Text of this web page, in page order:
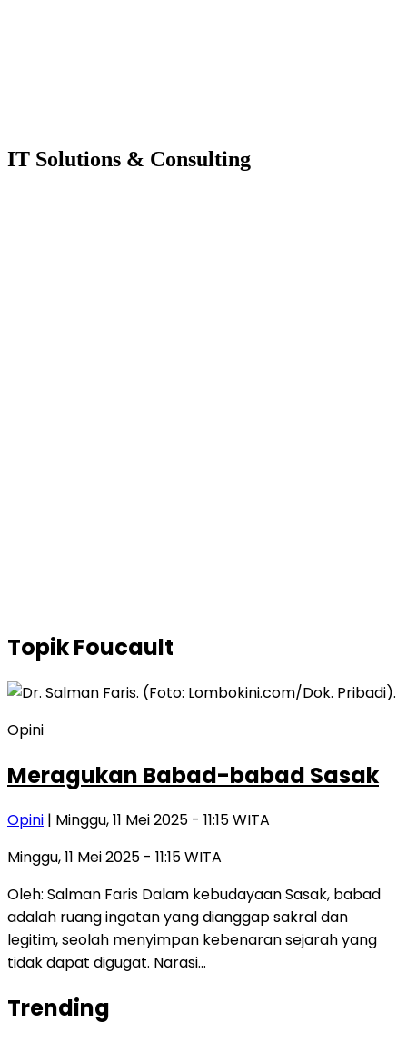
IT Solutions & Consulting
TopikFoucault
Opini
Meragukan Babad-babad Sasak
Opini | Minggu, 11 Mei 2025 - 11:15 WITA
Minggu, 11 Mei 2025 - 11:15 WITA
Oleh: Salman Faris Dalam kebudayaan Sasak, babad
adalah ruang ingatan yang dianggap sakral dan
legitim, seolah menyimpan kebenaran sejarah yang
tidak dapat digugat. Narasi…
Trending